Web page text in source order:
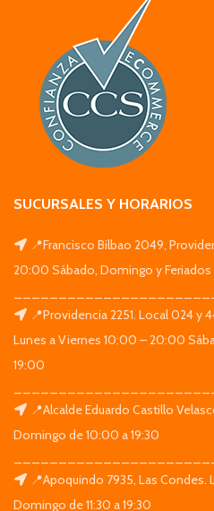
SUCURSALES Y HORARIOS
📍Francisco Bilbao 2049,
20:00 Sábado, Domingo y Feriados
📍Providencia 2251. Local 024 y
Lunes a Viernes 10:00 – 20:00
19:00
📍Alcalde Eduardo Castillo
Domingo de 10:00 a 19:30
📍Apoquindo 7935, Las Condes.
Domingo de 11:30 a 19:30